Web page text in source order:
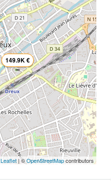
149.9K €
Leaflet | ©OpenStreetMapcontributors